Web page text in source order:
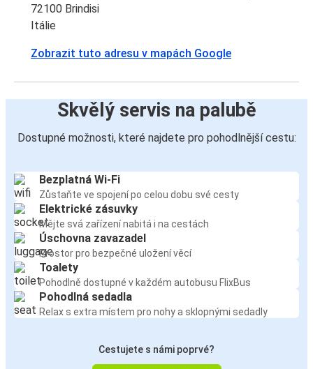
72100 Brindisi
Itálie
Zobrazit tuto adresu v mapách Google
Skvělý servis na palubě
Dostupné možnosti, které najdete pro pohodlnější cestu:
Bezplatná Wi-Fi
Zůstaňte ve spojení po celou dobu své cesty
Elektrické zásuvky
Mějte svá zařízení nabitá i na cestách
Úschovna zavazadel
Prostor pro bezpečné uložení věcí
Toalety
Pohodlně dostupné v každém autobusu FlixBus
Pohodlná sedadla
Relax s extra místem pro nohy a sklopnými sedadly
Cestujete s námi poprvé?